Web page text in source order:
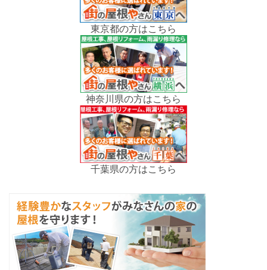
東京都の方はこちら
神奈川県の方はこちら
千葉県の方はこちら